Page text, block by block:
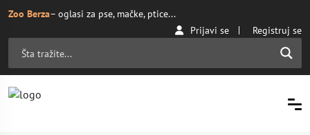
Zoo Berza– oglasi za pse, mačke, ptice...
Prijavi se
Registruj se